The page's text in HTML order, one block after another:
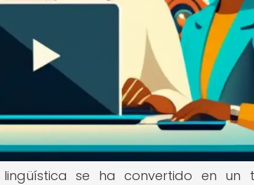
se ha convertido en un